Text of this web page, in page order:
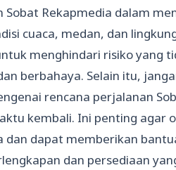
Sobat Rekapmedia dalam
cuaca, medan, dan
menghindari risiko yang
berbahaya. Selain itu,
rencana perjalanan
kembali. Ini penting agar
dan dapat memberikan
dan persediaan